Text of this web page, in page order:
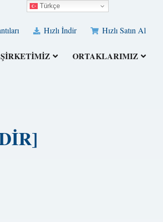
Hızlı İndir Hızlı Satın Al
ŞİRKETİMİZ ORTAKLARIMIZ
Türkçe